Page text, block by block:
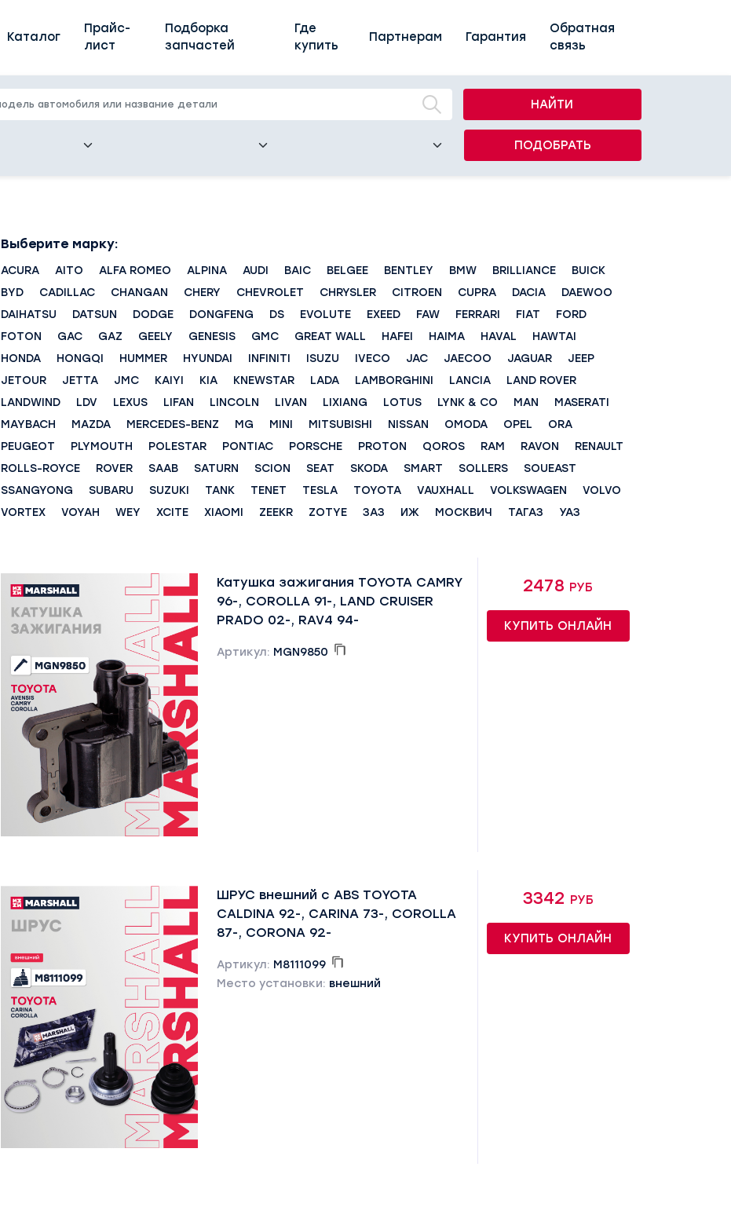
Каталог
Прайс-
лист
Подборка
запчастей
Где
купить
Партнерам Гарантия
Обратная
связь
НАЙТИ
ПОДОБРАТЬ
Выберите марку:
ACURA AITO ALFA ROMEO ALPINA AUDI BAIC BELGEE BENTLEY BMW BRILLIANCE
BUICK
BYD
CADILLAC CHANGAN CHERY CHEVROLET CHRYSLER CITROEN CUPRA DACIA
DAEWOO
DAIHATSU
DATSUN DODGE DONGFENG DS EVOLUTE EXEED FAW FERRARI FIAT
FORD
FOTON
GAC GAZ GEELY GENESIS GMC GREAT WALL HAFEI HAIMA HAVAL
HAWTAI
HONDA
HONGQI HUMMER HYUNDAI INFINITI ISUZU IVECO JAC JAECOO JAGUAR
JEEP
JETOUR
JETTA JMC KAIYI KIA KNEWSTAR LADA LAMBORGHINI LANCIA
LAND ROVER
LANDWIND
LDV LEXUS LIFAN LINCOLN LIVAN LIXIANG LOTUS LYNK & CO MAN
MASERATI
MAYBACH
MAZDA MERCEDES-BENZ MG MINI MITSUBISHI NISSAN OMODA OPEL
ORA
PEUGEOT
PLYMOUTH POLESTAR PONTIAC PORSCHE PROTON QOROS RAM RAVON
RENAULT
ROLLS-ROYCE
ROVER SAAB SATURN SCION SEAT SKODA SMART SOLLERS
SOUEAST
SSANGYONG
SUBARU SUZUKI TANK TENET TESLA TOYOTA VAUXHALL VOLKSWAGEN
VOLVO
VORTEX
VOYAH WEY XCITE XIAOMI ZEEKR ZOTYE ЗАЗ ИЖ МОСКВИЧ ТАГАЗ УАЗ
Катушка зажигания TOYOTA CAMRY
96-, COROLLA 91-, LAND CRUISER
PRADO 02-, RAV4 94-
Артикул: MGN9850
2478 руб
КУПИТЬ ОНЛАЙН
ШРУС внешний с ABS TOYOTA
CALDINA 92-, CARINA 73-, COROLLA
87-, CORONA 92-
Артикул: M8111099
Место установки: внешний
3342 руб
КУПИТЬ ОНЛАЙН